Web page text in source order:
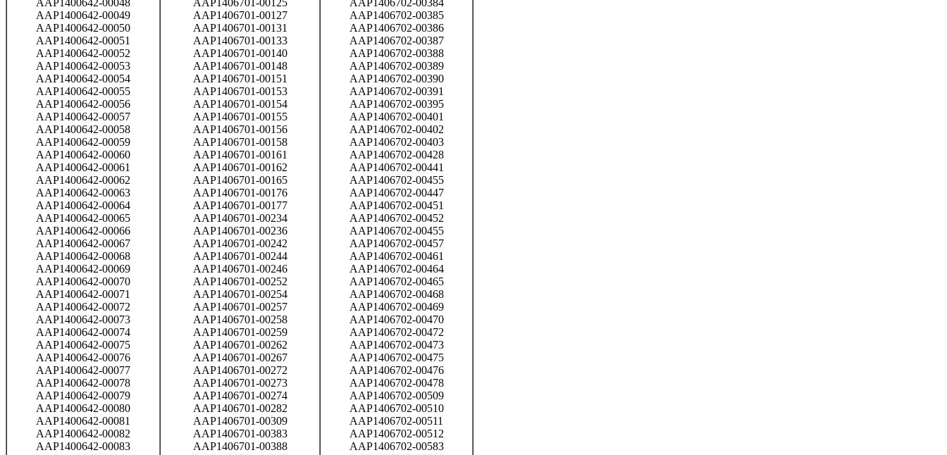
AAP1400642-00049
AAP1400642-00050
AAP1400642-00051
AAP1400642-00052
AAP1400642-00053
AAP1400642-00054
AAP1400642-00055
AAP1400642-00056
AAP1400642-00057
AAP1400642-00058
AAP1400642-00059
AAP1400642-00060
AAP1400642-00061
AAP1400642-00062
AAP1400642-00063
AAP1400642-00064
AAP1400642-00065
AAP1400642-00066
AAP1400642-00067
AAP1400642-00068
AAP1400642-00069
AAP1400642-00070
AAP1400642-00071
AAP1400642-00072
AAP1400642-00073
AAP1400642-00074
AAP1400642-00075
AAP1400642-00076
AAP1400642-00077
AAP1400642-00078
AAP1400642-00079
AAP1400642-00080
AAP1400642-00081
AAP1400642-00082
AAP1400642-00083
AAP1406701-00127
AAP1406701-00131
AAP1406701-00133
AAP1406701-00140
AAP1406701-00148
AAP1406701-00151
AAP1406701-00153
AAP1406701-00154
AAP1406701-00155
AAP1406701-00156
AAP1406701-00158
AAP1406701-00161
AAP1406701-00162
AAP1406701-00165
AAP1406701-00176
AAP1406701-00177
AAP1406701-00234
AAP1406701-00236
AAP1406701-00242
AAP1406701-00244
AAP1406701-00246
AAP1406701-00252
AAP1406701-00254
AAP1406701-00257
AAP1406701-00258
AAP1406701-00259
AAP1406701-00262
AAP1406701-00267
AAP1406701-00272
AAP1406701-00273
AAP1406701-00274
AAP1406701-00282
AAP1406701-00309
AAP1406701-00383
AAP1406701-00388
AAP1406702-00385
AAP1406702-00386
AAP1406702-00387
AAP1406702-00388
AAP1406702-00389
AAP1406702-00390
AAP1406702-00391
AAP1406702-00395
AAP1406702-00401
AAP1406702-00402
AAP1406702-00403
AAP1406702-00428
AAP1406702-00441
AAP1406702-00455
AAP1406702-00447
AAP1406702-00451
AAP1406702-00452
AAP1406702-00455
AAP1406702-00457
AAP1406702-00461
AAP1406702-00464
AAP1406702-00465
AAP1406702-00468
AAP1406702-00469
AAP1406702-00470
AAP1406702-00472
AAP1406702-00473
AAP1406702-00475
AAP1406702-00476
AAP1406702-00478
AAP1406702-00509
AAP1406702-00510
AAP1406702-00511
AAP1406702-00512
AAP1406702-00583